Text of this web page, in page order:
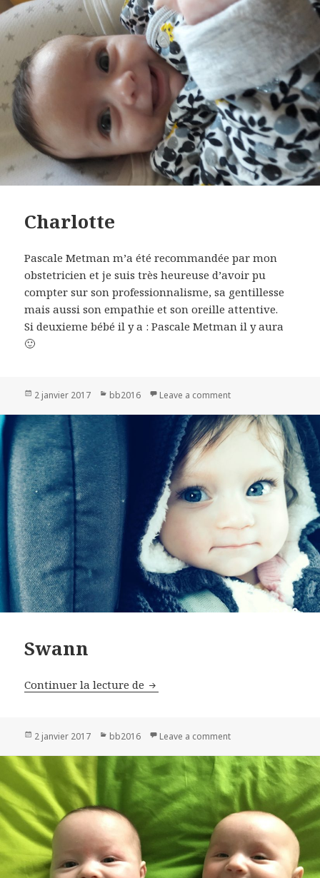
Charlotte
Pascale Metman m’a été recommandée par mon
obstetricien et je suis très heureuse d’avoir pu
compter sur son professionnalisme, sa gentillesse
mais aussi son empathie et son oreille attentive.
Si deuxieme bébé il y a : Pascale Metman il y aura
🙂
Publié
2 janvier 2017 Catégories
bb2016 Leave a comment
Swann
Continuer la lecture de Swann
Publié
2 janvier 2017 Catégories
bb2016 Leave a comment